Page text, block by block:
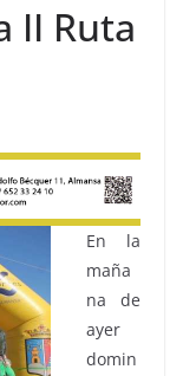
II Ruta
En la
maña
na de
ayer
domin